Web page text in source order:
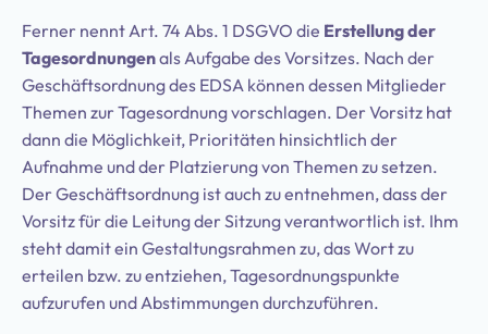
Ferner nennt Art. 74 Abs. 1 DSGVO die Erstellung der
Tagesordnungenals Aufgabe des Vorsitzes. Nach der
Geschäftsordnung des EDSA können dessen Mitglieder
Themen zur Tagesordnung vorschlagen. Der Vorsitz hat
dann die Möglichkeit, Prioritäten hinsichtlich der
Aufnahme und der Platzierung von Themen zu setzen.
Der Geschäftsordnung ist auch zu entnehmen, dass der
Vorsitz für die Leitung der Sitzung verantwortlich ist. Ihm
steht damit ein Gestaltungsrahmen zu, das Wort zu
erteilen bzw. zu entziehen, Tagesordnungspunkte
aufzurufen und Abstimmungen durchzuführen.